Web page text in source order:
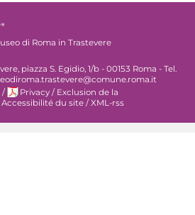
di Roma in Trastevere
piazza S. Egidio, 1/b - 00153 Roma - Tel.
/ Privacy / Exclusion de la
Accessibilité du site / XML-rss